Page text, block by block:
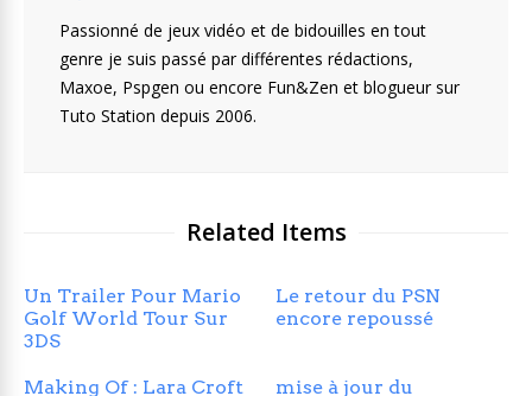
Passionné de jeux vidéo et de bidouilles en tout
genre je suis passé par différentes rédactions,
Maxoe, Pspgen ou encore Fun&Zen et blogueur sur
Tuto Station depuis 2006.
Related Items
Un Trailer Pour Mario
Golf World Tour Sur
3DS
Le retour du PSN
encore repoussé
Making Of : Lara Croft mise à jour du